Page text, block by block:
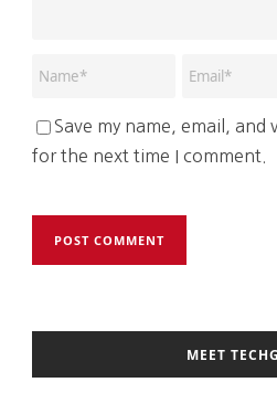
Save my name, email,
for the next time I comment.
MEET